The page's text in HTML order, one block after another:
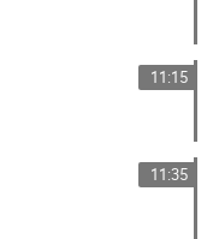
11:15
11:35